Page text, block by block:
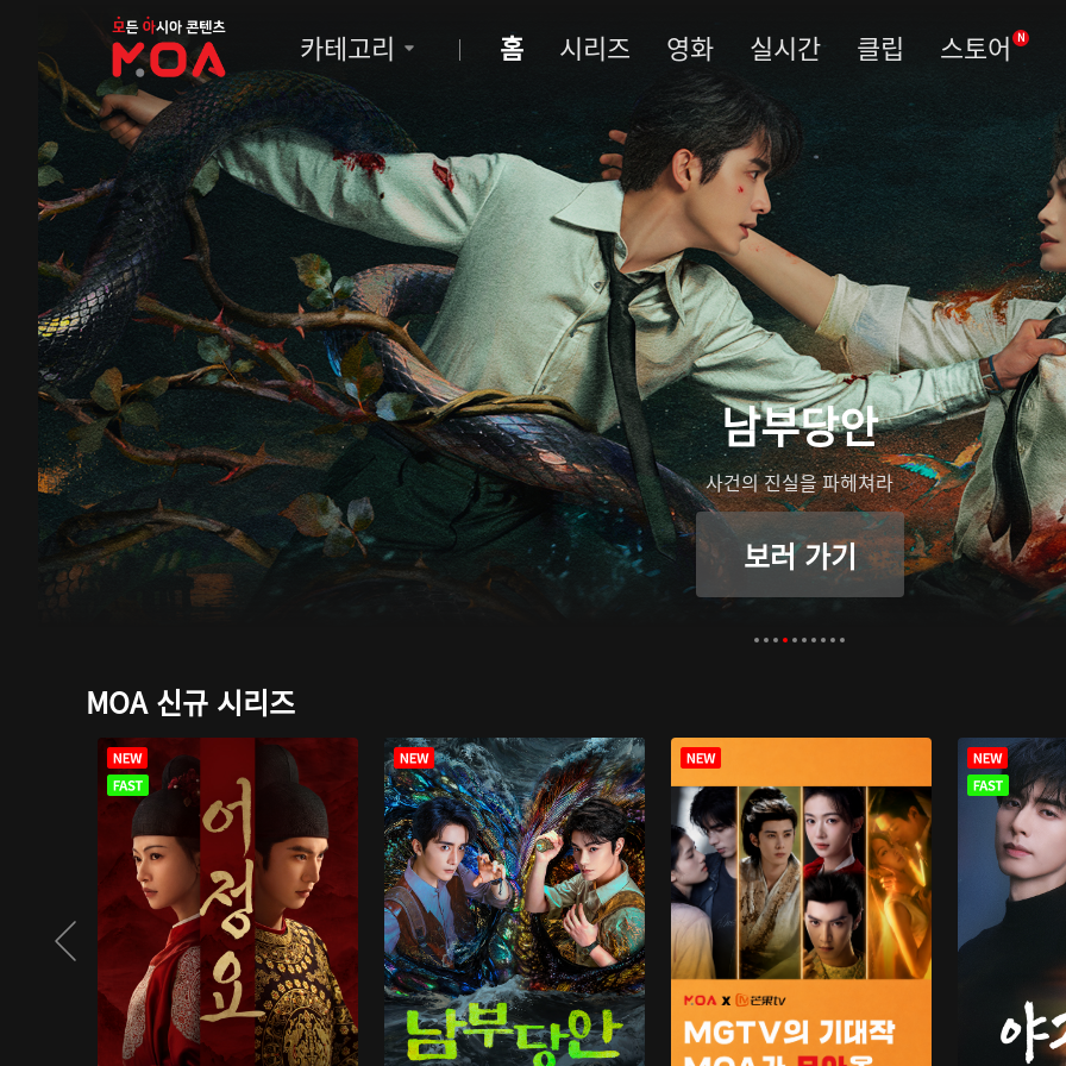
MOA
카테고리 홈 시리즈 영화 실시간 클립 스토어 N
우림령
관복을 벗고 진실을 베다
보러 가기
MOA 신규 시리즈